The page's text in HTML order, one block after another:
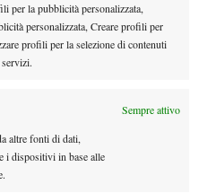
per la pubblicità personalizzata,
personalizzata, Creare profili per
profili per la selezione di contenuti
Sempre attivo
altre fonti di dati,
i dispositivi in base alle
Cincinnati, US Open a
subito fuori